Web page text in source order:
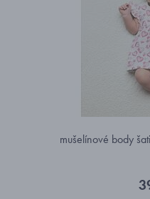
mušelínové body